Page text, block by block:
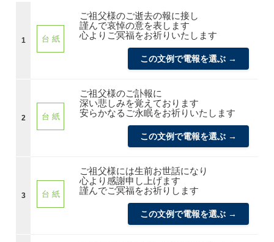
1 台 紙
ご祖父様のご逝去の報に接し
謹んで哀悼の意を表します
心よりご冥福をお祈りいたします
この文例で電報を選ぶ →
2 台 紙
ご祖父様のご訃報に
深い悲しみを覚えております
安らかなるご永眠をお祈りいたします
この文例で電報を選ぶ →
3 台 紙
ご祖父様には生前お世話になり
心より感謝申し上げます
謹んでご冥福をお祈りします
この文例で電報を選ぶ →